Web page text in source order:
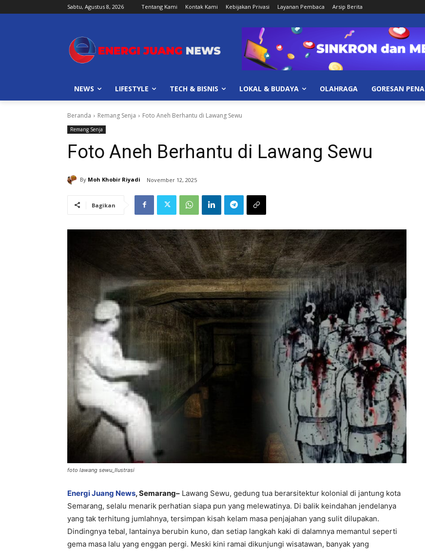
Sabtu, Agustus 8, 2026 Tentang Kami Kontak Kami Kebijakan Privasi Layanan Pembaca Arsip Berita
NEWS LIFESTYLE TECH & BISNIS LOKAL & BUDAYA OLAHRAGA GORESAN PENA
Beranda Remang Senja Foto Aneh Berhantu di Lawang Sewu
Remang Senja
Foto Aneh Berhantu di Lawang Sewu
By Moh Khobir Riyadi November 12, 2025
Bagikan
foto lawang sewu_Ilustrasi
Energi Juang News, Semarang– Lawang Sewu, gedung tua berarsitektur kolonial di jantung kota
Semarang, selalu menarik perhatian siapa pun yang melewatinya. Di balik keindahan jendelanya
yang tak terhitung jumlahnya, tersimpan kisah kelam masa penjajahan yang sulit dilupakan.
Dindingnya tebal, lantainya berubin kuno, dan setiap langkah kaki di dalamnya memantul seperti
gema masa lalu yang enggan pergi. Meski kini ramai dikunjungi wisatawan, banyak yang